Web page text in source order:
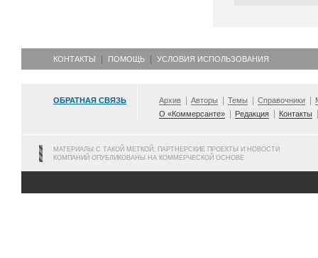
КОНТАКТЫ ПОМОЩЬ УСЛОВИЯ ИСПОЛЬЗОВАНИЯ
ОБРАТНАЯ СВЯЗЬ Архив Авторы Темы Справочники
О «Коммерсанте»
Редакция Контакты
МАТЕРИАЛЫ С ТАКОЙ МЕТКОЙ, ПАРТНЕРСКИЕ ПРОЕКТЫ И НОВОСТИ
КОМПАНИЙ ОПУБЛИКОВАНЫ НА КОММЕРЧЕСКОЙ ОСНОВЕ